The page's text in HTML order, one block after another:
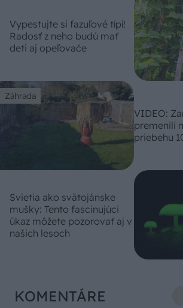
Vypestujte si fazuľové típí!
Radosť z neho budú mať
deti aj opeľovače
Záhrada
VIDEO:
premenili
priebehu
Svietia ako svätojánske
mušky: Tento fascinujúci
úkaz môžete pozorovať aj v
našich lesoch
KOMENTÁRE